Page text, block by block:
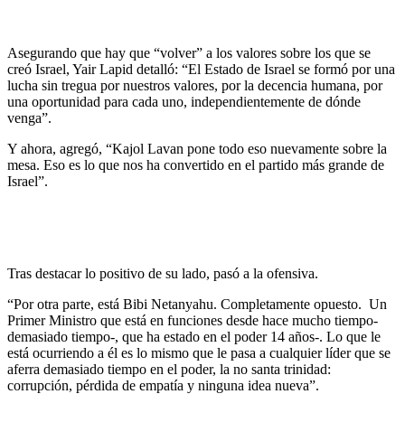
Asegurando que hay que “volver” a los valores sobre los que se
creó Israel, Yair Lapid detalló: “El Estado de Israel se formó por una
lucha sin tregua por nuestros valores, por la decencia humana, por
una oportunidad para cada uno, independientemente de dónde
venga”.
Y ahora, agregó, “Kajol Lavan pone todo eso nuevamente sobre la
mesa. Eso es lo que nos ha convertido en el partido más grande de
Israel”.
Tras destacar lo positivo de su lado, pasó a la ofensiva.
“Por otra parte, está Bibi Netanyahu. Completamente opuesto. Un
Primer Ministro que está en funciones desde hace mucho tiempo-
demasiado tiempo-, que ha estado en el poder 14 años-. Lo que le
está ocurriendo a él es lo mismo que le pasa a cualquier líder que se
aferra demasiado tiempo en el poder, la no santa trinidad:
corrupción, pérdida de empatía y ninguna idea nueva”.